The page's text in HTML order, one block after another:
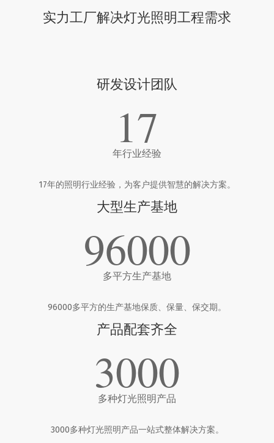
实力工厂解决灯光照明工程需求
研发设计团队
17
年行业经验
17年的照明行业经验，为客户提供智慧的解决方案。
大型生产基地
96000
多平方生产基地
96000多平方的生产基地保质、保量、保交期。
产品配套齐全
3000
多种灯光照明产品
3000多种灯光照明产品一站式整体解决方案。